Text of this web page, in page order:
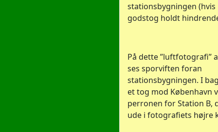
stationsbygningen (hvis
godstog holdt
På dette ”luftfotografi”
ses sporviften foran
stationsbygningen. I
et tog mod København
perronen for Station B,
ude i fotografiets højre